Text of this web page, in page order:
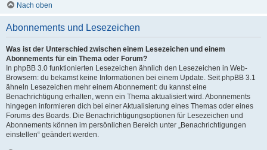
Nach oben
Abonnements und Lesezeichen
Was ist der Unterschied zwischen einem Lesezeichen und einem
Abonnements für ein Thema oder Forum?
In phpBB 3.0 funktionierten Lesezeichen ähnlich den Lesezeichen in Web-
Browsern: du bekamst keine Informationen bei einem Update. Seit phpBB 3.1
ähneln Lesezeichen mehr einem Abonnement: du kannst eine
Benachrichtigung erhalten, wenn ein Thema aktualisiert wird. Abonnements
hingegen informieren dich bei einer Aktualisierung eines Themas oder eines
Forums des Boards. Die Benachrichtigungsoptionen für Lesezeichen und
Abonnements können im persönlichen Bereich unter „Benachrichtigungen
einstellen“ geändert werden.